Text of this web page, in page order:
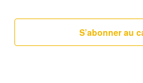
S’abonner au